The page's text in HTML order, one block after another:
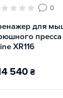
0
для
пресса
XR116
540₴